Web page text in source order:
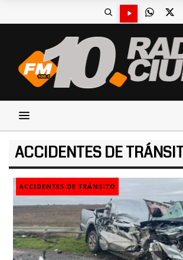
ACCIDENTES DE
ACCIDENTES DE TRÁNSITO